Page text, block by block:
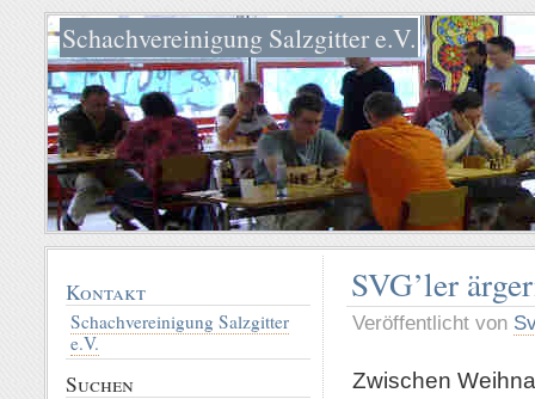
Schachvereinigung Salzgitter e.V.
SVG’ler
Veröffentlicht von
Zwischen
Kontakt
Schachvereinigung Salzgitter
e.V.
Suchen